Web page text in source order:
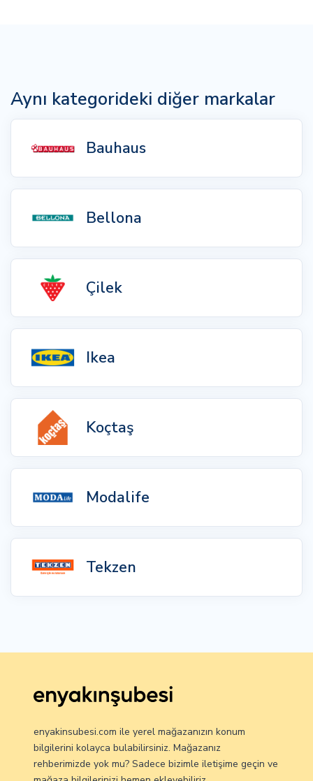
Aynı kategorideki diğer markalar
Bauhaus
Bellona
Çilek
Ikea
Koçtaş
Modalife
Tekzen
enyakinsubesi.com ile yerel mağazanızın konum
bilgilerini kolayca bulabilirsiniz. Mağazanız
rehberimizde yok mu? Sadece bizimle iletişime geçin ve